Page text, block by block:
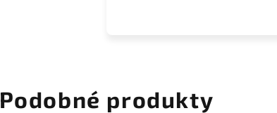
Podobné produkty